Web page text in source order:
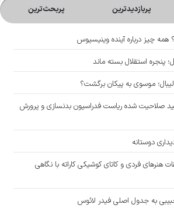
پربازدیدترین پربحث‌ترین‌
چیز درباره آینده وینیسیوس
استقلال بسته ماند
موسوی به پیکان برگشت؟
صلاحیت شده ریاست فدراسیون بدنسازی و پرورش
دوستانه
فردی و کاتای کوشیکی کاراته با نگاهی
به جدول اصلی فیدر لائوس